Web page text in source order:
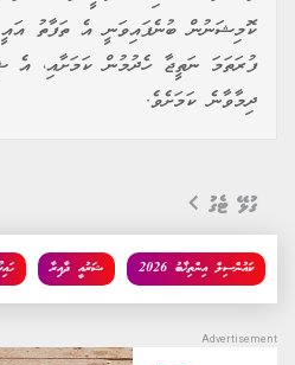
ކޮމިޝަނުން ބުނެފައިވަނީ އެ ތަފާތު
ފުރަތަމަ ނަތީޖާ ހެދުމުން ކަމަށާއި،
ދިމާވާނެ ކަމަށެވެ.
ގުޅޭ ޓެގު
ޝަރުއީ ދާއިރާ ކައުންސިލް އިންތިޚާބު 2026